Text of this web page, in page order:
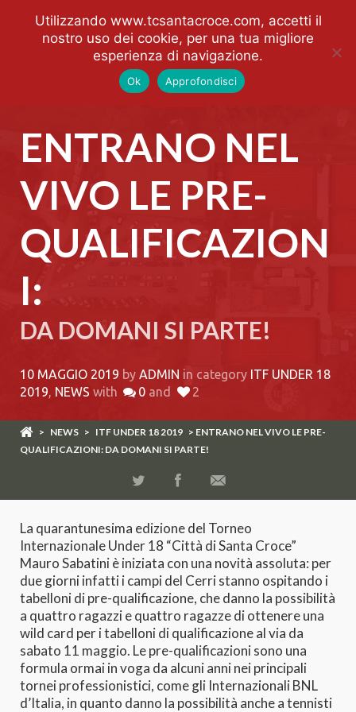
ENTRANO NEL
VIVO LE PRE-
QUALIFICAZION
I:
DA DOMANI SI PARTE!
10 MAGGIO 2019 by ADMIN in category ITF UNDER 18
2019, NEWS with 0 and 2
> NEWS > ITF UNDER 18 2019 > ENTRANO NEL VIVO LE PRE-
QUALIFICAZIONI: DA DOMANI SI PARTE!
La quarantunesima edizione del Torneo
Internazionale Under 18 “Città di Santa Croce”
Mauro Sabatini è iniziata con una novità assoluta: per
due giorni infatti i campi del Cerri stanno ospitando i
tabelloni di pre-qualificazione, che danno la possibilità
a quattro ragazzi e quattro ragazze di ottenere una
wild card per i tabelloni di qualificazione al via da
sabato 11 maggio. Le pre-qualificazioni sono una
formula ormai in voga da alcuni anni nei principali
tornei professionistici, come gli Internazionali BNL
d’Italia, in quanto danno la possibilità anche a tennisti
Utilizzando www.tcsantacroce.com, accetti il
nostro uso dei cookie, per una tua migliore
esperienza di navigazione.
Ok Approfondisci